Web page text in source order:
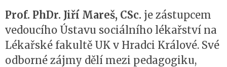
Prof. PhDr. Jiří Mareš, CSc. je zástupcem
vedoucího Ústavu sociálního lékařství na
Lékařské fakultě UK v Hradci Králové. Své
odborné zájmy dělí mezi pedagogiku,